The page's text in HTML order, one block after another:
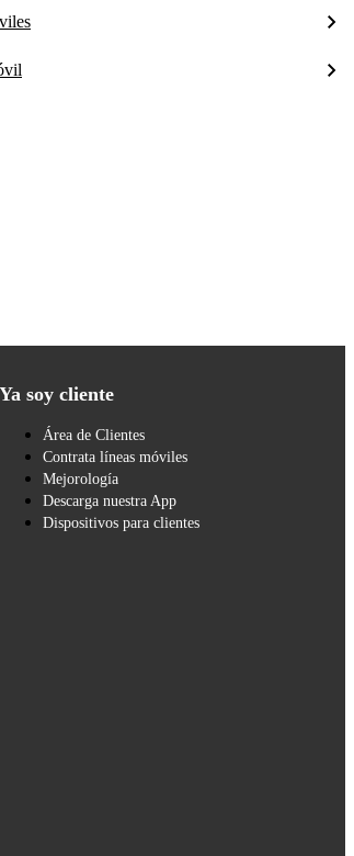
Ya soy cliente
Área de Clientes
Contrata líneas móviles
Mejorología
Descarga nuestra App
Dispositivos para clientes